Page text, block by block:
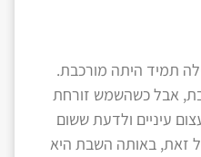
תמיד היתה מורכבת.
אבל כשהשמש זורחת
עיניים ולדעת ששום
זאת, באותה השבת היא